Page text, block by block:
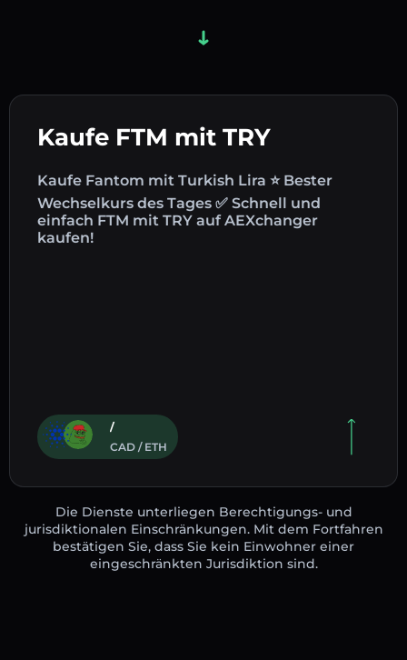
Kaufe FTM mit TRY
Kaufe Fantom mit Turkish Lira ⭐ Bester
Wechselkurs des Tages ✅ Schnell und
einfach FTM mit TRY auf AEXchanger
kaufen!
/
CAD / ETH
Die Dienste unterliegen Berechtigungs- und
jurisdiktionalen Einschränkungen. Mit dem Fortfahren
bestätigen Sie, dass Sie kein Einwohner einer
eingeschränkten Jurisdiktion sind.